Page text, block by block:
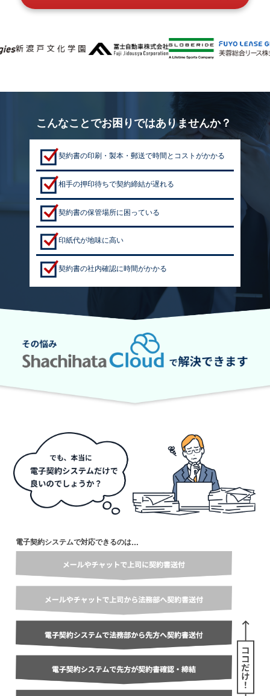
こんなことでお困りではありませんか？
契約書の印刷・製本・郵送で時間とコストがかかる
相手の押印待ちで契約締結が遅れる
契約書の保管場所に困っている
印紙代が地味に高い
契約書の社内確認に時間がかかる
電子契約システムで対応できるのは…